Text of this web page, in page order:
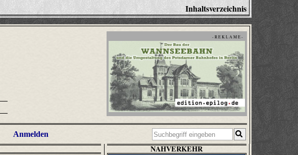
Inhaltsverzeichnis
- R E K L A M E -
Anmelden
NAHVERKEHR